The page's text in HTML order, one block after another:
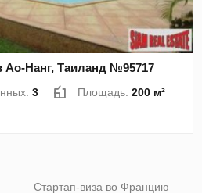
Ао-Нанг, Таиланд №95717
3 Площадь:200 м²
Стартап-виза во Францию